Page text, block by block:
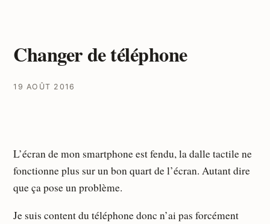
Changer de téléphone
19 AOÛT 2016
L’écran de mon smartphone est fendu, la dalle tactile ne
fonctionne plus sur un bon quart de l’écran. Autant dire
que ça pose un problème.
Je suis content du téléphone donc n’ai pas forcément